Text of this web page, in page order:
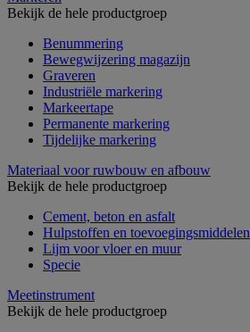
Bekijk de hele productgroep
Benummering
Bewegwijzering magazijn
Graveren
Industriële markering
Markeertape
Permanente markering
Tijdelijke markering
Materiaal voor ruwbouw en afbouw
Bekijk de hele productgroep
Cement, beton en asfalt
Hulpstoffen en toevoegingsmiddelen
Lijm voor vloer en muur
Specie
Meetinstrument
Bekijk de hele productgroep